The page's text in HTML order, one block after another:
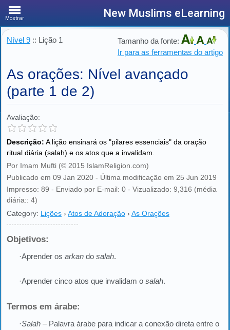
Mostrar New Muslims eLearning
Nível 9 :: Lição 1
Tamanho da fonte:
Ir para as ferramentas do artigo
As orações: Nível avançado
(parte 1 de 2)
Avaliação:
Descrição: A lição ensinará os "pilares essenciais" da oração
ritual diária (salah) e os atos que a invalidam.
Por Imam Mufti (© 2015 IslamReligion.com)
Publicado em 09 Jan 2020 - Última modificação em 25 Jun 2019
Impresso: 89 - Enviado por E-mail: 0 - Vizualizado: 9,316 (média
diária:: 4)
Category: Lições › Atos de Adoração › As Orações
Objetivos:
·Aprender os arkan do salah.
·Aprender cinco atos que invalidam o salah.
Termos em árabe:
·Salah – Palavra árabe para indicar a conexão direta entre o